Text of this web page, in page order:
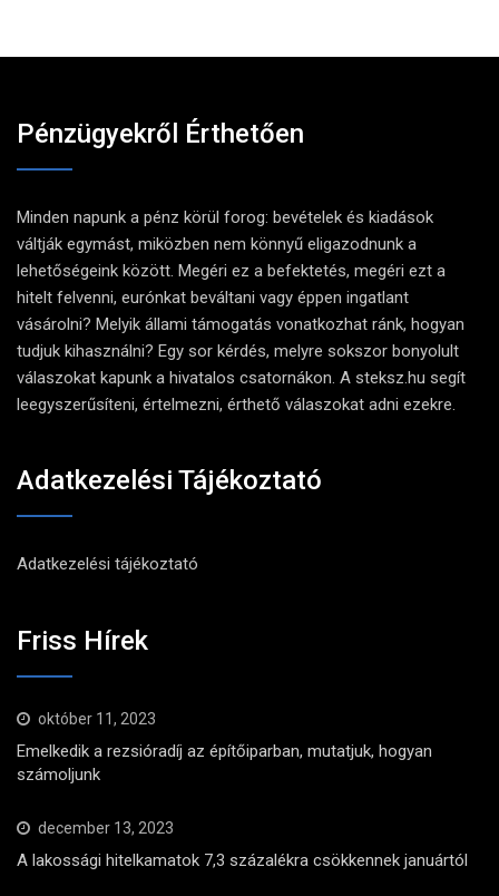
Pénzügyekről Érthetően
Minden napunk a pénz körül forog: bevételek és kiadások
váltják egymást, miközben nem könnyű eligazodnunk a
lehetőségeink között. Megéri ez a befektetés, megéri ezt a
hitelt felvenni, eurónkat beváltani vagy éppen ingatlant
vásárolni? Melyik állami támogatás vonatkozhat ránk, hogyan
tudjuk kihasználni? Egy sor kérdés, melyre sokszor bonyolult
válaszokat kapunk a hivatalos csatornákon. A steksz.hu segít
leegyszerűsíteni, értelmezni, érthető válaszokat adni ezekre.
Adatkezelési Tájékoztató
Adatkezelési tájékoztató
Friss Hírek
október 11, 2023
Emelkedik a rezsióradíj az építőiparban, mutatjuk, hogyan
számoljunk
december 13, 2023
A lakossági hitelkamatok 7,3 százalékra csökkennek januártól